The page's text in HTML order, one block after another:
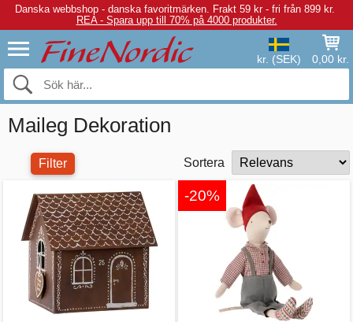
Danska webbshop - danska favoritmärken. Frakt 59 kr - fri från 899 kr.
REA - Spara upp till 70% på 4000 produkter.
kr. (SEK) 0,00 kr.
Maileg Dekoration
Filter Sortera
-20%